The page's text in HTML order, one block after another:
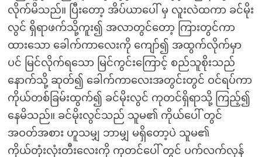
လိုက်မိသည်။ ပြီးတော့ အိပ်ယာပေါ် မှ လူးလဲထကာ ခင်မိုး
လွင် ရှိရာဖက်သို့ကူး၍ အလာတွင်တော့ ကြားတွင်ကာ
ထားသော ခေါက်ကာလေးကို ကျော်၍ အထွက်လိုက်မှာ
ပင် မြင်လိုက်ရသော မြင်ကွင်းကြောင့် စည်သူစိုးသည်
နောက်သို့ ဆုတ်၍ ခေါက်ကာလေးအတွင်းတွင် ဝင်ရပ်ကာ
ကိုယ်တစ်ခြမ်းထွက်၍ ခင်မိုးလွင် ကုတင်ရှိရာသို့ ကြည့်၍
နေမိသည်။ ခင်မိုးလွင်သည် သူမ၏ ကိုယ်ပေါ် တွင်
အဝတ်အစား ဟူသမျှ ဘာမျှ မရှိတော့ပဲ သူမ၏
ကိုယ်တုံးလုံးတီးလေးကို ကုတင်ပေါ် တွင် ပက်လက်လှန်